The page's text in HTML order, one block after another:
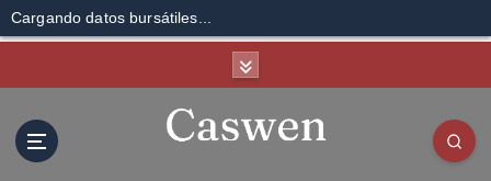
Cargando datos bursátiles...